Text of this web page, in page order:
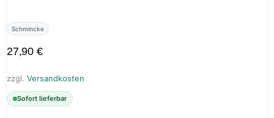
Schmincke
27,90 €
zzgl. Versandkosten
Sofort lieferbar